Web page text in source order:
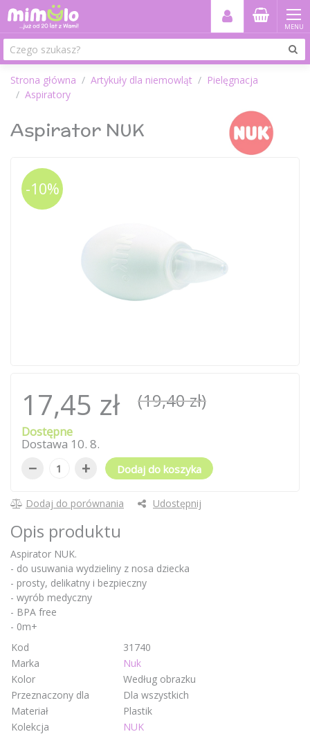
MENU
Strona główna Artykuły dla niemowląt
Pielęgnacja
Aspiratory
Aspirator NUK
-10%
17,45 zł (19,40 zł)
Dostępne
Dostawa 10. 8.
− + Dodaj do koszyka
Dodaj do porównania Udostępnij
Opis produktu
Aspirator NUK.
- do usuwania wydzieliny z nosa dziecka
- prosty, delikatny i bezpieczny
- wyrób medyczny
- BPA free
- 0m+
Kod
31740
Marka
Nuk
Kolor
Według obrazku
Przeznaczony dla
Dla wszystkich
Materiał
Plastik
Kolekcja
NUK